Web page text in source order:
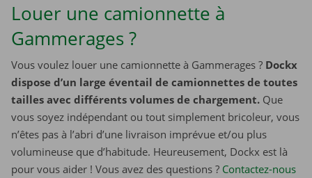
Louer une camionnette à
Gammerages ?
Vous voulez louer une camionnette à Gammerages ? Dockx
dispose d’un large éventail de camionnettes de toutes
tailles avec différents volumes de chargement. Que
vous soyez indépendant ou tout simplement bricoleur, vous
n’êtes pas à l’abri d’une livraison imprévue et/ou plus
volumineuse que d’habitude. Heureusement, Dockx est là
pour vous aider ! Vous avez des questions ? Contactez-nous